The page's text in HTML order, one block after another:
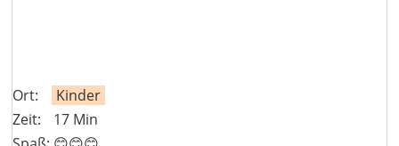
Ort:
Kinder
Zeit:
17 Min